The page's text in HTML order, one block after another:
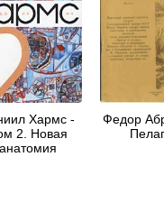
Хармс -
2. Новая
анатомия
Федор